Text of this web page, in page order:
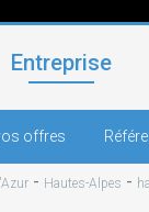
Entreprise
offres
- Hautes-Alpes -